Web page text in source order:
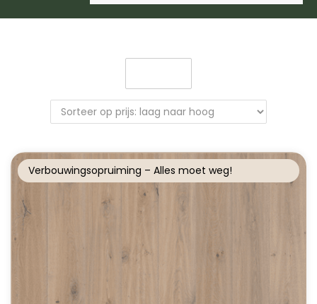
Verbouwingsopruiming – Alles moet weg!